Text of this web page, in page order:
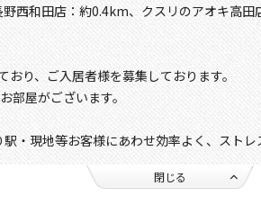
西和田店：約0.4km、クスリのアオキ高
り、ご入居者様を募集しております。
部屋がございます。
・現地等お客様にあわせ効率よく、スト
閉じる